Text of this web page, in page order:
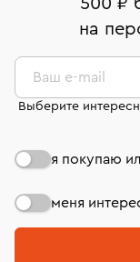
комиссионных
странице
СрокСистема
В кредит от
На особо
500 ₽
на
Ваш e-mail
Выберите
я покупаю
меня